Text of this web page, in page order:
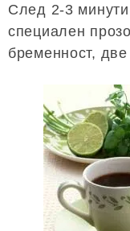
След 2-3
специален
бременност,